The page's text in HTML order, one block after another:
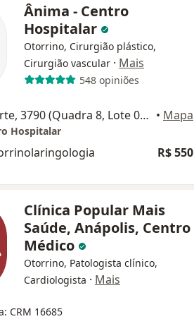
Ânima - Centro
Hospitalar
Otorrino, Cirurgião plástico,
Cirurgião vascular · Mais
548 opiniões
Av. Brasil Norte, 3790 (Quadra 8, Lote 01-10), Anápolis • Mapa
Hospitalar
R$ 550
Clínica Popular Mais
Saúde, Anápolis, Centro
Médico
Otorrino, Patologista clínico,
Cardiologista · Mais
CRM 16685